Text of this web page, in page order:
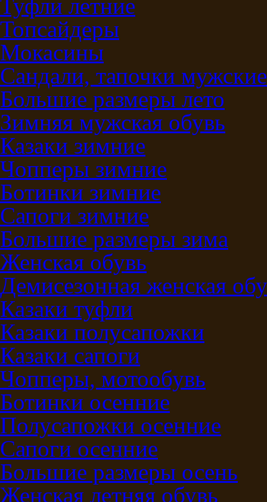
Туфли летние
Топсайдеры
Мокасины
Сандали, тапочки мужские
Большие размеры лето
Зимняя мужская обувь
Казаки зимние
Чопперы зимние
Ботинки зимние
Сапоги зимние
Большие размеры зима
Женская обувь
Демисезонная женская
Казаки туфли
Казаки полусапожки
Казаки сапоги
Чопперы, мотообувь
Ботинки осенние
Полусапожки осенние
Сапоги осенние
Большие размеры осень
Женская летняя обувь